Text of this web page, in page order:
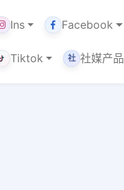
Ins Facebook
Tiktok 社 社媒产品